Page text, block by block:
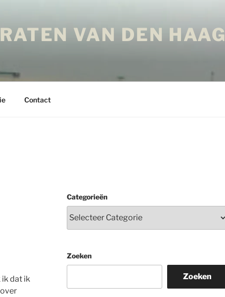
VAN DEN HAAG
Contact
ik dat ik
Categorieën
Zoeken
Zoeken